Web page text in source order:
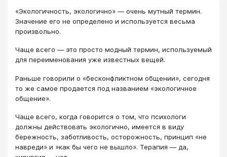
«Экологичность, экологично» ― очень мутный термин.
Значение его не определено и используется весьма
произвольно.
Чаще всего ― это просто модный термин, используемый
для переименования уже известных вещей.
Раньше говорили о «бесконфликтном общении», сегодня
то же самое продается под названием «экологичное
общение».
Чаще всего, когда говорится о том, что психологи
должны действовать экологично, имеется в виду
бережность, заботливость, осторожность, принцип «не
навреди» и »как бы чего не вышло». Терапия ― да,